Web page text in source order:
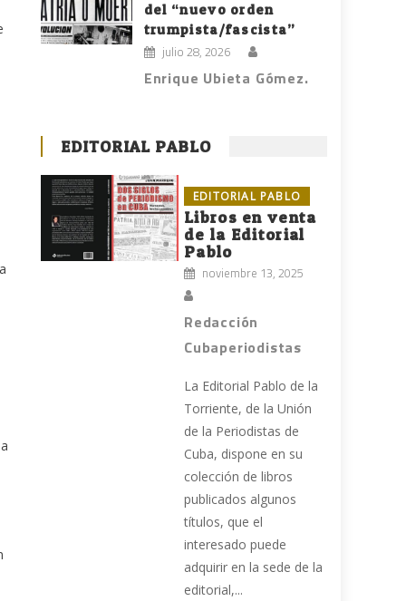
del “nuevo orden
trumpista/fascista”
julio 28, 2026
Enrique Ubieta Gómez.
EDITORIAL PABLO
EDITORIAL PABLO
Libros en venta
de la Editorial
Pablo
noviembre 13, 2025
Redacción
Cubaperiodistas
La Editorial Pablo de la
Torriente, de la Unión
de la Periodistas de
Cuba, dispone en su
colección de libros
publicados algunos
títulos, que el
interesado puede
adquirir en la sede de la
editorial,...